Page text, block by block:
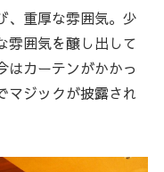
、重厚な雰囲気。少
雰囲気を醸し出して
カーテンがかかっ
マジックが披露され